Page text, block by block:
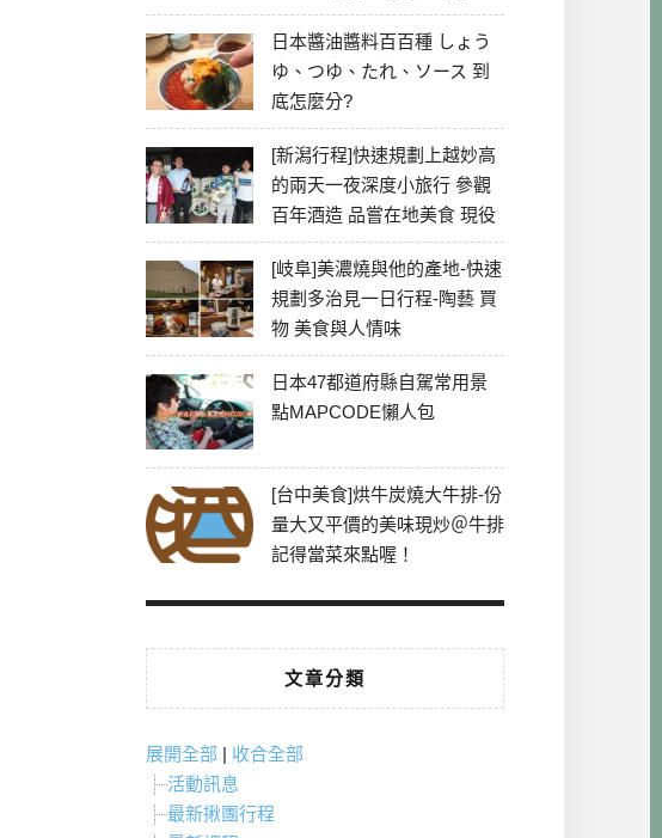
冰川神社、美食彙整
日本醬油醬料百百種 しょう
ゆ、つゆ、たれ、ソース 到
底怎麼分?
[新潟行程]快速規劃上越妙高
的兩天一夜深度小旅行 參觀
百年酒造 品嘗在地美食 現役
最老牌電影院
[岐阜]美濃燒與他的產地-快速
規劃多治見一日行程-陶藝 買
物 美食與人情味
日本47都道府縣自駕常用景
點MAPCODE懶人包
[台中美食]烘牛炭燒大牛排-份
量大又平價的美味現炒＠牛排
記得當菜來點喔！
文章分類
展開全部 | 收合全部
活動訊息
最新揪團行程